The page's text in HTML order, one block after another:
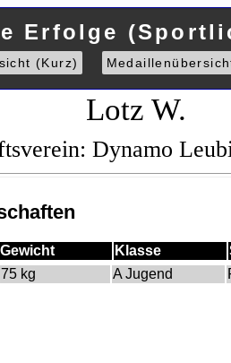
Erfolge
(Kurz)
Lotz W.
Dynamo
Gewicht Klasse
75 kg A Jugend